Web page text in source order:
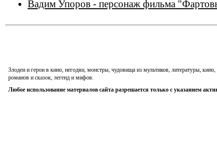
Вадим Упоров - персонаж фильма
Злодеи и герои в кино, негодяи, монстры, чудовища из мультиков, литературы,
романов и сказок, легенд и мифов.
Любое использование материалов сайта разрешается только с указанием